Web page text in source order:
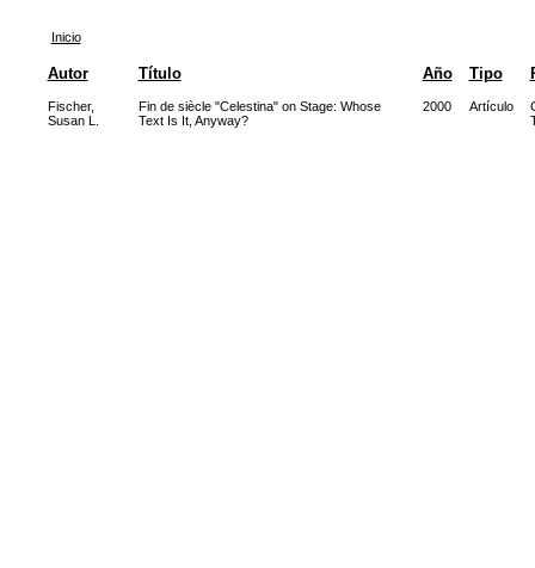
Inicio
Autor Título Año Tipo
Fischer,
Susan L.
Fin de siècle "Celestina" on Stage: Whose
Text Is It, Anyway?
2000 Artículo